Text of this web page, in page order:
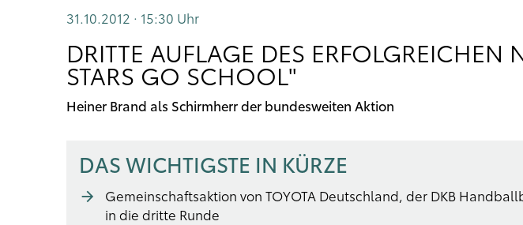
31.10.2012 · 15:30 Uhr
DRITTE AUFLAGE DES
STARS GO SCHOOL"
Heiner Brand als Schirmherr der bundesweiten Aktion
DAS WICHTIGSTE IN KÜRZE
Gemeinschaftsaktion von TOYOTA Deutschland, der DKB
in die dritte Runde